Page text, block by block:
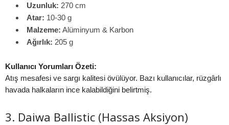
Uzunluk: 270 cm
Atar: 10-30 g
Malzeme: Alüminyum & Karbon
Ağırlık: 205 g
Kullanıcı Yorumları Özeti:
Atış mesafesi ve sargı kalitesi övülüyor. Bazı kullanıcılar, rüzgârlı
havada halkaların ince kalabildiğini belirtmiş.
3. Daiwa Ballistic (Hassas Aksiyon)